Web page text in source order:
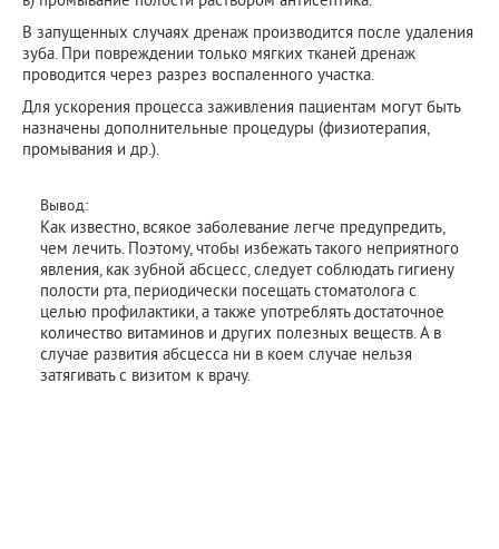
В запущенных случаях дренаж производится после удаления
зуба. При повреждении только мягких тканей дренаж
проводится через разрез воспаленного участка.
Для ускорения процесса заживления пациентам могут быть
назначены дополнительные процедуры (физиотерапия,
промывания и др.).
Вывод:
Как известно, всякое заболевание легче предупредить,
чем лечить. Поэтому, чтобы избежать такого неприятного
явления, как зубной абсцесс, следует соблюдать гигиену
полости рта, периодически посещать стоматолога с
целью профилактики, а также употреблять достаточное
количество витаминов и других полезных веществ. А в
случае развития абсцесса ни в коем случае нельзя
затягивать с визитом к врачу.